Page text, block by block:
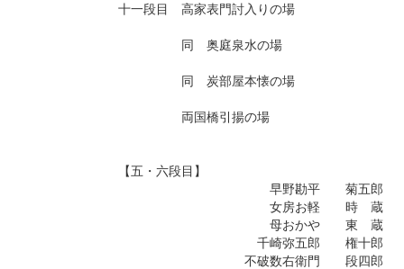
十一段目 高家表門討入りの場
同 奥庭泉水の場
同 炭部屋本懐の場
両国橋引揚の場
【五・六段目】
早野勘平 菊五郎
女房お軽 時 蔵
母おかや 東 蔵
千崎弥五郎 権十郎
不破数右衛門 段四郎